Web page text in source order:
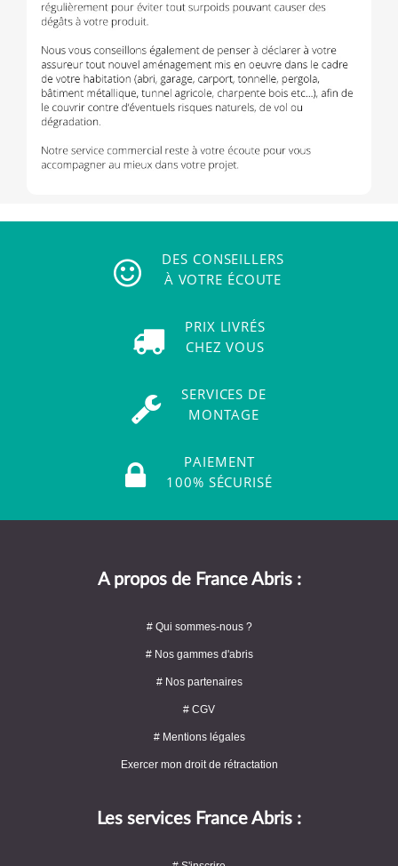
DES CONSEILLERS
À VOTRE ÉCOUTE
PRIX LIVRÉS
CHEZ VOUS
SERVICES DE
MONTAGE
PAIEMENT
100% SÉCURISÉ
A propos de France Abris :
# Qui sommes-nous ?
# Nos gammes d'abris
# Nos partenaires
# CGV
# Mentions légales
Exercer mon droit de rétractation
Les services France Abris :